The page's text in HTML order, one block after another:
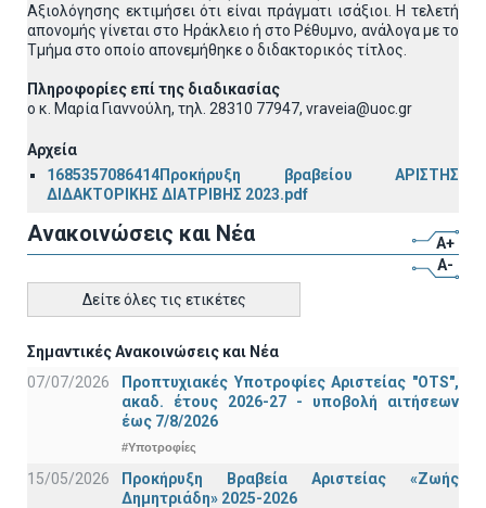
Αξιολόγησης εκτιμήσει ότι είναι πράγματι ισάξιοι. Η τελετή
απονομής γίνεται στο Ηράκλειο ή στο Ρέθυμνο, ανάλογα με το
Τμήμα στο οποίο απονεμήθηκε ο διδακτορικός τίτλος.
Πληροφορίες επί της διαδικασίας
o κ. Μαρία Γιαννούλη, τηλ. 28310 77947, vraveia@uoc.gr
Αρχεία
1685357086414Προκήρυξη βραβείου ΑΡΙΣΤΗΣ
ΔΙΔΑΚΤΟΡΙΚΗΣ ΔΙΑΤΡΙΒΗΣ 2023.pdf
Ανακοινώσεις και Νέα
A+
A-
Δείτε όλες τις ετικέτες
Σημαντικές Ανακοινώσεις και Νέα
07/07/2026
Προπτυχιακές Υποτροφίες Αριστείας "OTS",
ακαδ. έτους 2026-27 - υποβολή αιτήσεων
έως 7/8/2026
#Υποτροφίες
15/05/2026
Προκήρυξη Βραβεία Αριστείας «Ζωής
Δημητριάδη» 2025-2026